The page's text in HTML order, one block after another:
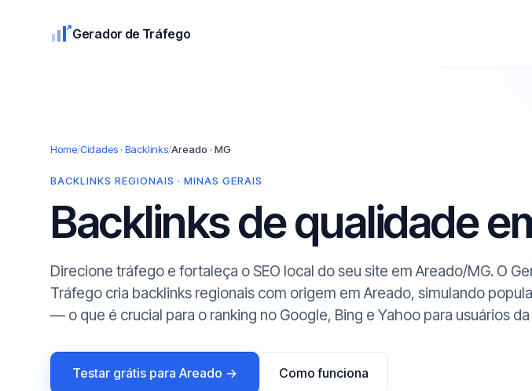
Gerador de Tráfego
Home/Cidades · Backlinks/Areado · MG
BACKLINKS REGIONAIS · MINAS GERAIS
Backlinks de qualidade
Direcione tráfego e fortaleça o SEO local do seu site em Areado/MG. O
Tráfego cria backlinks regionais com origem em Areado, simulando
— o que é crucial para o ranking no Google, Bing e Yahoo para usuários
Testar grátis para Areado → Como funciona